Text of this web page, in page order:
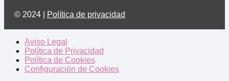
© 2024 | Política de privacidad
Aviso Legal
Política de Privacidad
Política de Cookies
Configuración de Cookies